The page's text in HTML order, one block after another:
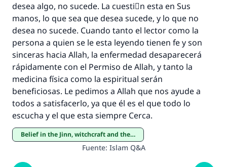
desea algo, no sucede. La cuestiَn esta en Sus
manos, lo que sea que desea sucede, y lo que no
desea no sucede. Cuando tanto el lector como la
persona a quien se le esta leyendo tienen fe y son
sinceras hacia Allah, la enfermedad desaparecerá
rápidamente con el Permiso de Allah, y tanto la
medicina física como la espiritual serán
beneficiosas. Le pedimos a Allah que nos ayude a
todos a satisfacerlo, ya que él es el que todo lo
escucha y el que esta siempre Cerca.
Belief in the Jinn, witchcraft and the evil eye
Fuente: Islam Q&A